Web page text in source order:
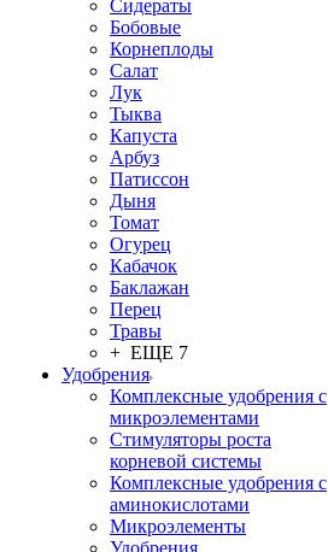
Сидераты
Бобовые
Корнеплоды
Салат
Лук
Тыква
Капуста
Арбуз
Патиссон
Дыня
Томат
Огурец
Кабачок
Баклажан
Перец
Травы
+ ЕЩЕ 7
Удобрения
Комплексные удобрения с
микроэлементами
Стимуляторы роста
корневой системы
Комплексные удобрения с
аминокислотами
Микроэлементы
Удобрения